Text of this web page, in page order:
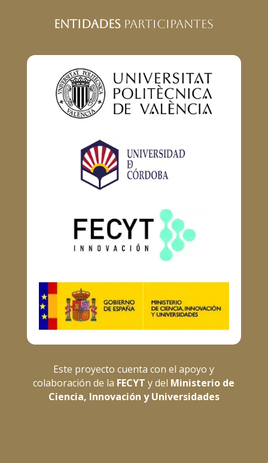
Entidades Participantes
Este proyecto cuenta con el apoyo y
colaboración de la FECYT y del Ministerio de
Ciencia, Innovación y Universidades